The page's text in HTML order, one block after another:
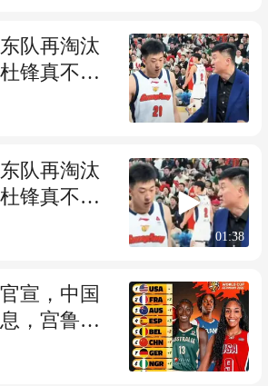
队再淘汰
锋真不
队再淘汰
锋真不
01:38
宣，中国
，宫鲁鸣